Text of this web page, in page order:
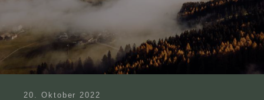
Education
Social
Living
20. Oktober 2022